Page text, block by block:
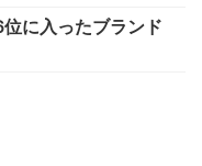
に入ったブランド